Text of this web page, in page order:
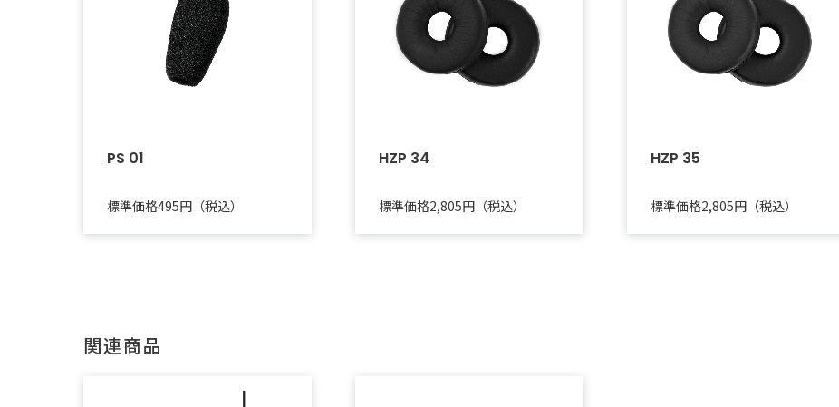
PS 01
標準価格495円（税込）
HZP 34
標準価格2,805円（税込）
HZP 35
標準価格2,805円（税込）
関連商品